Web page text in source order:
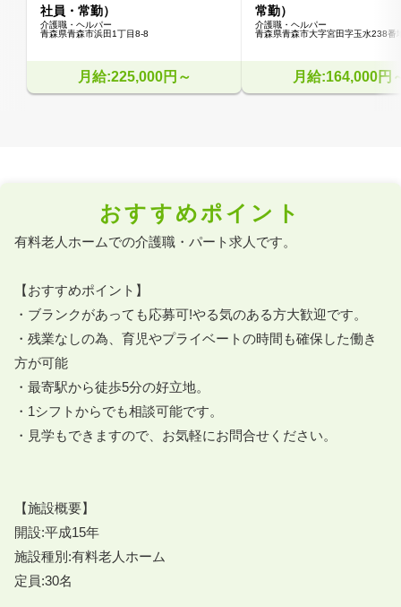
社員・常勤）
介護職・ヘルパー
青森県青森市浜田1丁目8-8
月給:225,000円～
常勤）
介護職・ヘルパー
青森県青森市大字宮田字玉水238番
月給:164,000円
おすすめポイント
有料老人ホームでの介護職・パート求人です。
【おすすめポイント】
・ブランクがあっても応募可!やる気のある方大歓迎です。
・残業なしの為、育児やプライベートの時間も確保した働き
方が可能
・最寄駅から徒歩5分の好立地。
・1シフトからでも相談可能です。
・見学もできますので、お気軽にお問合せください。
【施設概要】
開設:平成15年
施設種別:有料老人ホーム
定員:30名